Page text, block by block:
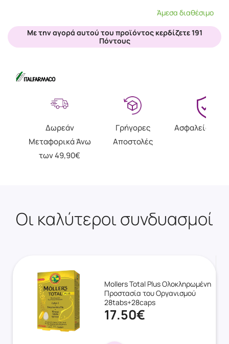
Άμεσα διαθέσιμο
Με την αγορά αυτού του προϊόντος κερδίζετε 191
Πόντους
Δωρεάν
Μεταφορικά Άνω
των 49,90€
Γρήγορες
Αποστολές
Ασφαλείς
Οι καλύτεροι συνδυασμοί
Mollers Total Plus Oλοκληρωμένη
Προστασία του Οργανισμού
28tabs+28caps
17.50€